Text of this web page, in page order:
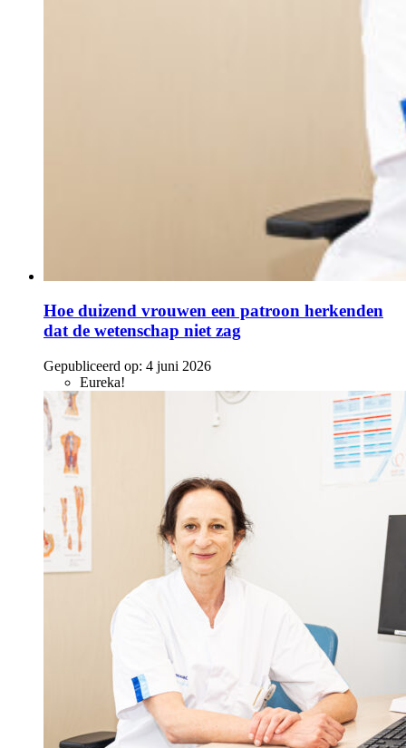
Hoe duizend vrouwen een patroon herkenden
dat de wetenschap niet zag
Gepubliceerd op: 4 juni 2026
Eureka!